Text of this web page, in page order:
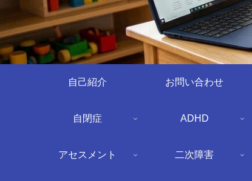
自己紹介 お問い合わせ
自閉症 ADHD
アセスメント 二次障害